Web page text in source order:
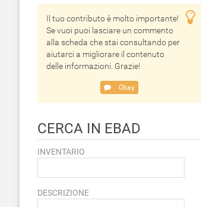
Il tuo contributo è molto importante!
Se vuoi puoi lasciare un commento
alla scheda che stai consultando per
aiutarci a migliorare il contenuto
delle informazioni. Grazie!
Okay
CERCA IN EBAD
INVENTARIO
DESCRIZIONE